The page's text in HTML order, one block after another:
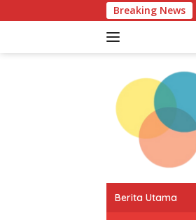
ke
Breaking News
Berita Utama